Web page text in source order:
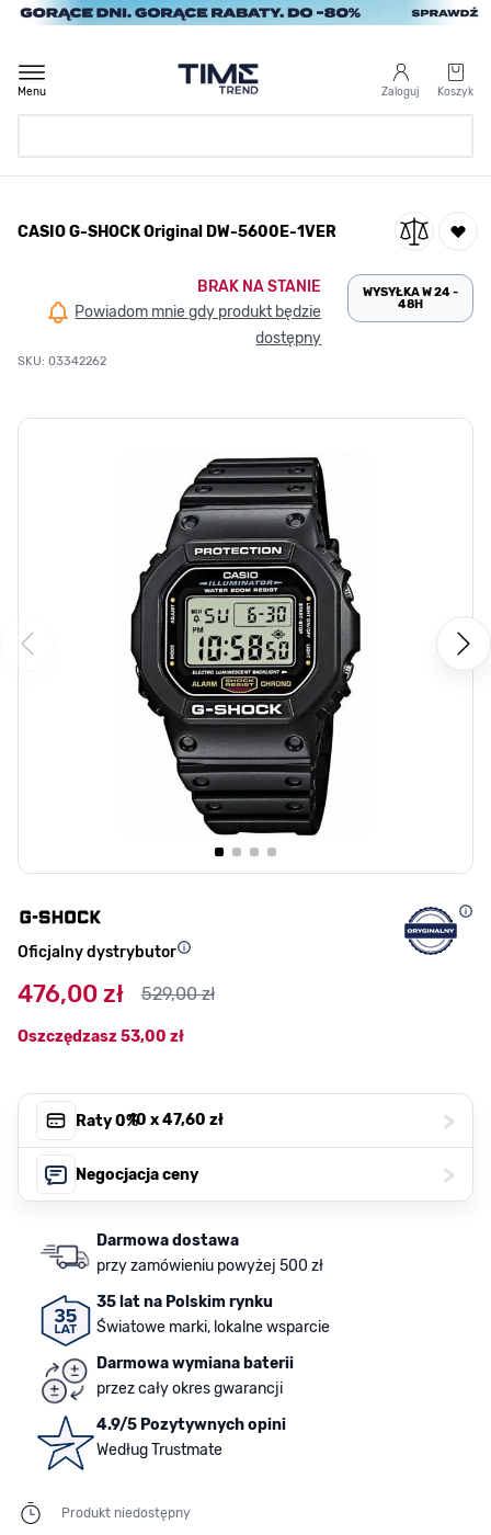
Przejdź do treści
Zaloguj Koszyk
Menu
/ CASIO G-SHOCK Original DW-5600E-1VER
CASIO G-SHOCK Original DW-5600E-1VER
BRAK NA STANIE
Powiadom mnie gdy produkt będzie
dostępny
SKU: 03342262
WYSYŁKA W 24 -
48H
Oficjalny dystrybutor
476,00 zł 529,00 zł
Oszczędzasz53,00 zł
Raty 0%, 10 x47,60 zł >
Negocjacja ceny >
Darmowa dostawa
przy zamówieniu powyżej 500 zł
35 lat na Polskim rynku
Światowe marki, lokalne wsparcie
Darmowa wymiana baterii
przez cały okres gwarancji
4.9/5 Pozytywnych opini
Według Trustmate
Produkt niedostępny